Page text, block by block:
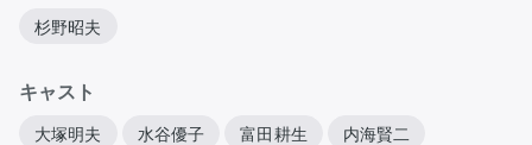
杉野昭夫
キャスト
大塚明夫 水谷優子 富田耕生 内海賢二